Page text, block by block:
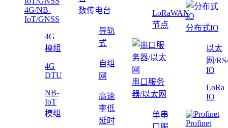
4G/NB-
IoT/GNSS
4G
模组
4G
DTU
NB-
IoT
模组
数传电台
导轨
式
自组
网
高速
率低
延时
LoRaWAN
节点
串口服务
器/以太网
单串
分布式IO
以太
网/
IO
LoRa
IO
Profinet